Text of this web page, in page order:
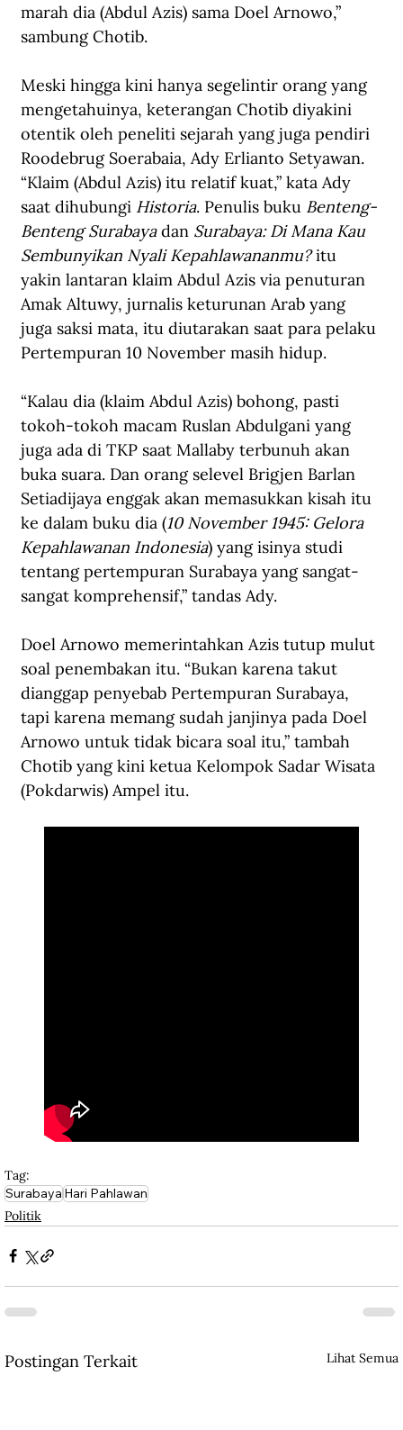
marah dia (Abdul Azis) sama Doel Arnowo,”
sambung Chotib.
Meski hingga kini hanya segelintir orang yang
mengetahuinya, keterangan Chotib diyakini
otentik oleh peneliti sejarah yang juga pendiri
Roodebrug Soerabaia, Ady Erlianto Setyawan.
“Klaim (Abdul Azis) itu relatif kuat,” kata Ady
saat dihubungi Historia. Penulis buku Benteng-
Benteng Surabaya dan Surabaya: Di Mana Kau
Sembunyikan Nyali Kepahlawananmu? itu
yakin lantaran klaim Abdul Azis via penuturan
Amak Altuwy, jurnalis keturunan Arab yang
juga saksi mata, itu diutarakan saat para pelaku
Pertempuran 10 November masih hidup.
“Kalau dia (klaim Abdul Azis) bohong, pasti
tokoh-tokoh macam Ruslan Abdulgani yang
juga ada di TKP saat Mallaby terbunuh akan
buka suara. Dan orang selevel Brigjen Barlan
Setiadijaya enggak akan memasukkan kisah itu
ke dalam buku dia (10 November 1945: Gelora
Kepahlawanan Indonesia) yang isinya studi
tentang pertempuran Surabaya yang sangat-
sangat komprehensif,” tandas Ady.
Doel Arnowo memerintahkan Azis tutup mulut
soal penembakan itu. “Bukan karena takut
dianggap penyebab Pertempuran Surabaya,
tapi karena memang sudah janjinya pada Doel
Arnowo untuk tidak bicara soal itu,” tambah
Chotib yang kini ketua Kelompok Sadar Wisata
(Pokdarwis) Ampel itu.
Tag:
SurabayaHari Pahlawan
Politik
Postingan Terkait Lihat Semua